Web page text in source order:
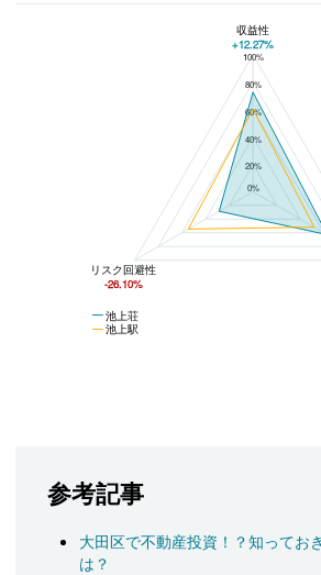
池上荘と池上駅の平均値の総合評価の比較
100%
80%
60%
40%
20%
0%
池上荘
池上駅
収益性
+12.27%
リスク回避性
-26.10%
参考記事
大田区で不動産投資！？知ってお
は？